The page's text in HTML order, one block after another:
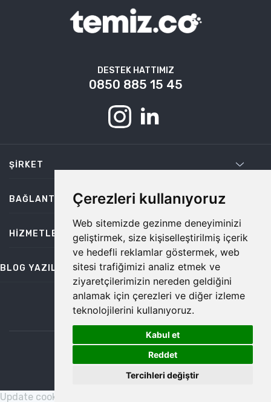
Çerezleri kullanıyoruz
Web sitemizde gezinme deneyiminizi
geliştirmek, size kişiselleştirilmiş içerik
ve hedefli reklamlar göstermek, web
sitesi trafiğimizi analiz etmek ve
ziyaretçilerimizin nereden geldiğini
anlamak için çerezleri ve diğer izleme
teknolojilerini kullanıyoruz.
Kabul et
Reddet
Tercihleri değiştir
DESTEK HATTIMIZ
0850 885 15 45
ŞIRKET
BAĞLANTILAR
HIZMETLER
BLOG YAZILARI
bilgi@temiz.co
©2026 Temiz, Her Hakkı Saklıdır.
Update cookies preferences